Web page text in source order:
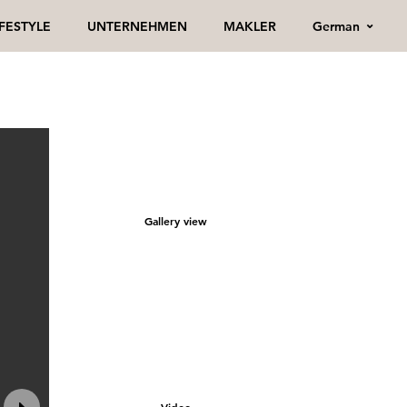
UNTERNEHMEN MAKLER German
Gallery view